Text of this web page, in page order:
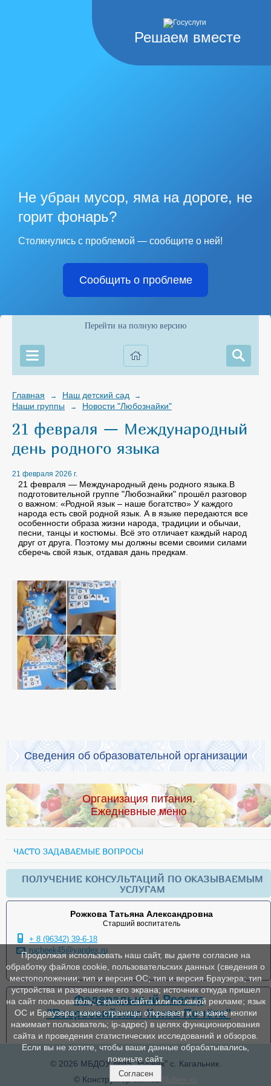
Решаем вместе
Не убран мусор, яма на дороге, не
горит фонарь?
Столкнулись с проблемой — сообщите о ней!
Сообщить о проблеме
Перейти на полную версию
Главная → Наш детский сад →
Наши группы → Новости "Любознайки"
21 февраля — Международный
день родного языка
21 февраля 2026 г.
21 февраля — Международный день родного языка.В
подготовительной группе "Любознайки" прошёл разговор
о важном: «Родной язык – наше богатство» У каждого
народа есть свой родной язык. А в языке передаются все
особенности образа жизни народа, традиции и обычаи,
песни, танцы и костюмы. Всё это отличает каждый народ
друг от друга. Поэтому мы должны всеми своими силами
сберечь свой язык, отдавая дань предкам.
Сведения об образовательной организации
Организация питания.
Ежедневные меню
ЧАСТО ЗАДАВАЕМЫЕ ВОПРОСЫ
ПОЛУЧЕНИЕ КОНСУЛЬТАЦИЙ ПО ОКАЗЫВАЕМЫМ
УСЛУГАМ
Рожкова Татьяна Александровна
Старший воспитатель
+ 8 (96342) 39-6-18
rucheek45@yandex.ru
Федеральный Реестр
"Всероссийская Книга Почёта"
© 2026 МБДОУ №45 "Ручеек" с. Кагальник.
© Конструктор сайтов Nubex.ru
Продолжая использовать наш сайт, вы даете согласие на
обработку файлов cookie, пользовательских данных (сведения о
местоположении; тип и версия ОС; тип и версия Браузера; тип
устройства и разрешение его экрана; источник откуда пришел
на сайт пользователь; с какого сайта или по какой рекламе; язык
ОС и Браузера; какие страницы открывает и на какие кнопки
нажимает пользователь; ip-адрес) в целях функционирования
сайта и проведения статистических исследований и обзоров.
Если вы не хотите, чтобы ваши данные обрабатывались,
покиньте сайт.
Согласен